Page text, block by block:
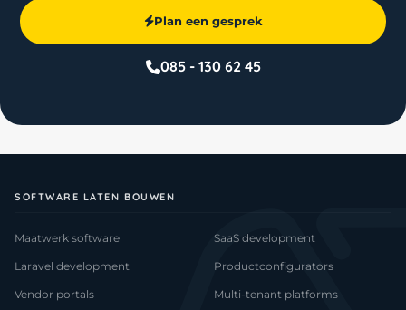
Plan een gesprek
085 - 130 62 45
SOFTWARE LATEN BOUWEN
Maatwerk software
Laravel development
Vendor portals
SaaS development
Productconfigurators
Multi-tenant platforms